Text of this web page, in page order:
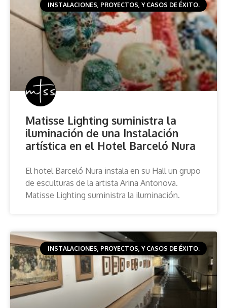
INSTALACIONES, PROYECTOS, Y CASOS DE ÉXITO.
Matisse Lighting suministra la
iluminación de una Instalación
artística en el Hotel Barceló Nura
El hotel Barceló Nura instala en su Hall un grupo
de esculturas de la artista Arina Antonova.
Matisse Lighting suministra la iluminación.
INSTALACIONES, PROYECTOS, Y CASOS DE ÉXITO.